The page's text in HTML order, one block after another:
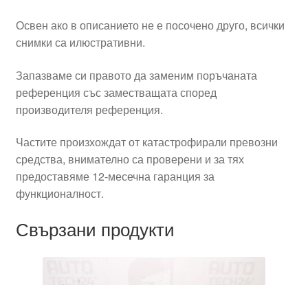
Освен ако в описанието не е посочено друго, всички
снимки са илюстративни.
Запазваме си правото да заменим поръчаната
референция със заместващата според
производителя референция.
Частите произхождат от катастрофирали превозни
средства, внимателно са проверени и за тях
предоставяме 12-месечна гаранция за
функционалност.
Свързани продукти